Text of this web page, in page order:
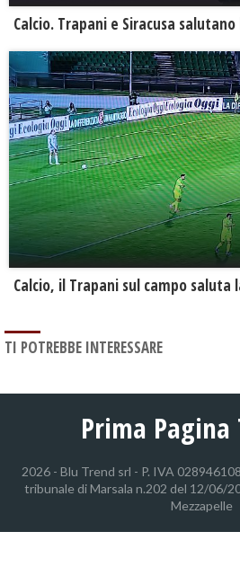
Calcio. Trapani e Siracusa salutano
Calcio, il Trapani sul campo saluta
TI POTREBBE INTERESSARE
Prima
2026 - Blu Trend srl - P. IVA
tribunale di Marsala n.202 del 12/06/
Mezzapelle